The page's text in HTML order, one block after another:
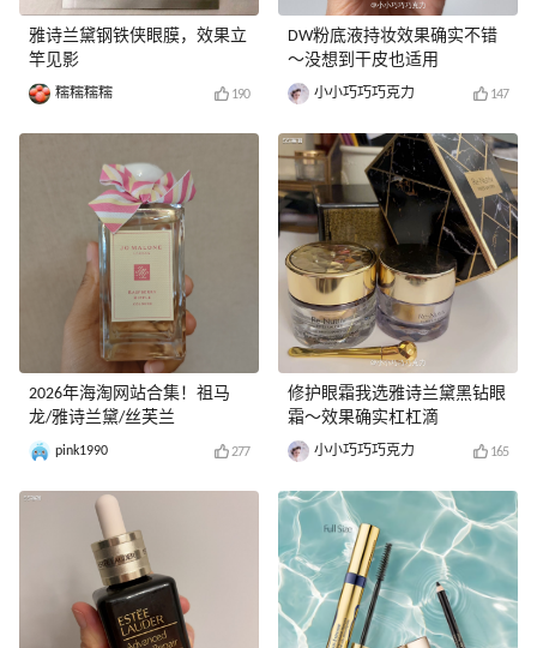
雅诗兰黛钢铁侠眼膜，效果立
竿见影
糯糯糯糯 190
2026年海淘网站合集！祖马
龙/雅诗兰黛/丝芙兰
pink1990 277
DW粉底液持妆效果确实不错
～没想到干皮也适用
小小巧巧巧克力 147
修护眼霜我选雅诗兰黛黑钻眼
霜～效果确实杠杠滴
小小巧巧巧克力 165